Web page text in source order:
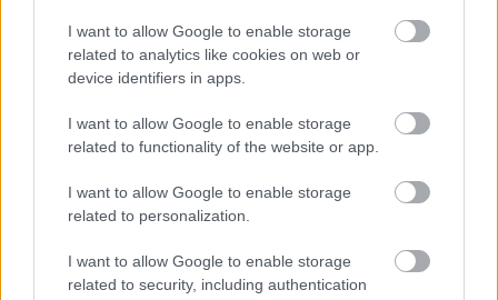
I want to allow Google to enable storage
related to analytics like cookies on web or
device identifiers in apps.
I want to allow Google to enable storage
related to functionality of the website or app.
I want to allow Google to enable storage
related to personalization.
I want to allow Google to enable storage
related to security, including authentication